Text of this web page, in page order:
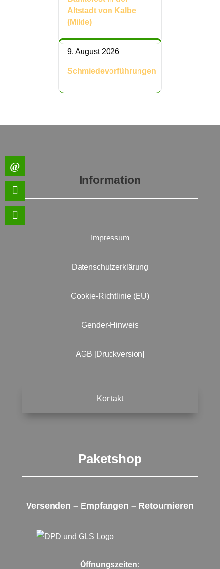
Altstadt von Kalbe
(Milde)
9. August 2026
Schmiedevorführungen
Information
Impressum
Datenschutzerklärung
Cookie-Richtlinie (EU)
Gender-Hinweis
AGB [Druckversion]
Kontakt
Paketshop
Versenden – Empfangen – Retournieren
Öffnungszeiten: